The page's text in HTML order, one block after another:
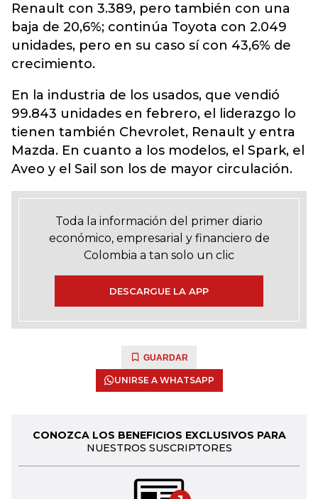
Renault con 3.389, pero también con una
baja de 20,6%; continúa Toyota con 2.049
unidades, pero en su caso sí con 43,6% de
crecimiento.
En la industria de los usados, que vendió
99.843 unidades en febrero, el liderazgo lo
tienen también Chevrolet, Renault y entra
Mazda. En cuanto a los modelos, el Spark, el
Aveo y el Sail son los de mayor circulación.
Toda la información del primer diario
económico, empresarial y financiero de
Colombia a tan solo un clic
DESCARGUE LA APP
GUARDAR
UNIRSE A WHATSAPP
CONOZCA LOS BENEFICIOS EXCLUSIVOS PARA
NUESTROS SUSCRIPTORES